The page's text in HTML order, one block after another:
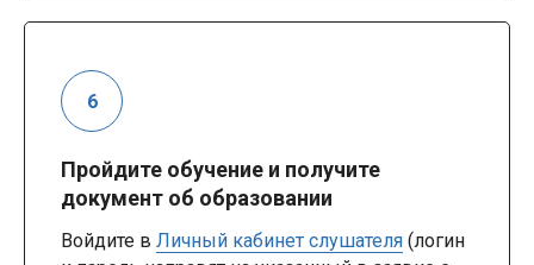
Пройдите обучение и получите
документ об образовании
Войдите в Личный кабинет слушателя (логин